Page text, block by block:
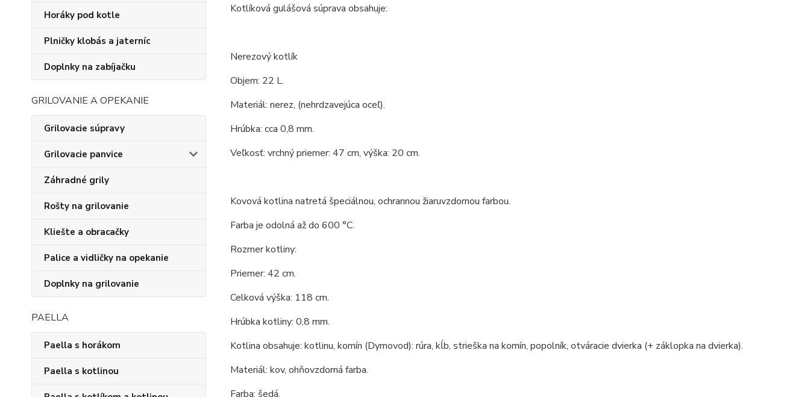
Horáky pod kotle
Plničky klobás a jaterníc
Doplnky na zabíjačku
GRILOVANIE A OPEKANIE
Grilovacie súpravy
Grilovacie panvice
Záhradné grily
Rošty na grilovanie
Kliešte a obracačky
Palice a vidličky na opekanie
Doplnky na grilovanie
PAELLA
Paella s horákom
Paella s kotlinou
Kotlíková gulášová súprava obsahuje:
Nerezový kotlík
Objem: 22 L.
Materiál: nerez, (nehrdzavejúca oceľ).
Hrúbka: cca 0,8 mm.
Veľkosť: vrchný priemer: 47 cm, výška: 20 cm.
Kovová kotlina natretá špeciálnou, ochrannou žiaruvzdornou farbou.
Farba je odolná až do 600 °C.
Rozmer kotliny:
Priemer: 42 cm.
Celková výška: 118 cm.
Hrúbka kotliny: 0,8 mm.
Kotlina obsahuje: kotlinu, komín (Dymovod): rúra, kĺb, strieška na komín, popolník, otváracie dvierka (+ záklopka na dvierka).
Materiál: kov, ohňovzdorná farba.
Farba: šedá.